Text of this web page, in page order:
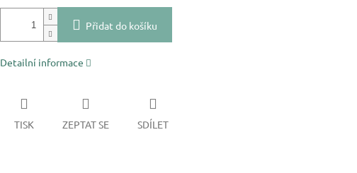
Přidat do košíku
Detailní informace
TISK ZEPTAT SE SDÍLET